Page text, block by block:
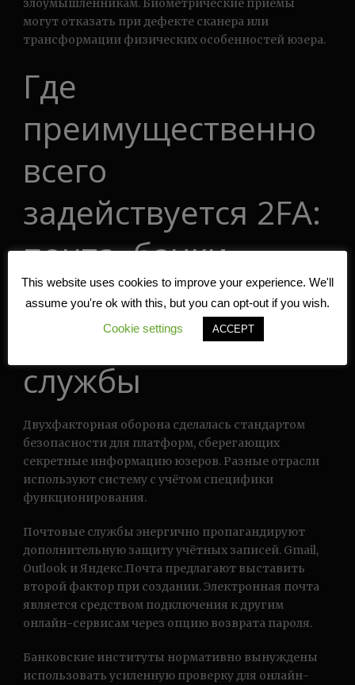
злоумышленникам. Биометрические приёмы
могут отказать при дефекте сканера или
трансформации физических особенностей юзера.
Где
преимущественно
всего
задействуется 2FA:
почта, банки,
соцсети,
корпоративные
службы
Двухфакторная оборона сделалась стандартом
безопасности для платформ, сберегающих
секретные информацию юзеров. Разные отрасли
используют систему с учётом специфики
функционирования.
Почтовые службы энергично пропагандируют
дополнительную защиту учётных записей. Gmail,
Outlook и Яндекс.Почта предлагают выставить
второй фактор при создании. Электронная почта
является средством подключения к другим
онлайн-сервисам через опцию возврата пароля.
Банковские институты нормативно вынуждены
использовать усиленную проверку для онлайн-
This website uses cookies to improve your experience. We'll
assume you're ok with this, but you can opt-out if you wish.
Cookie settings
ACCEPT